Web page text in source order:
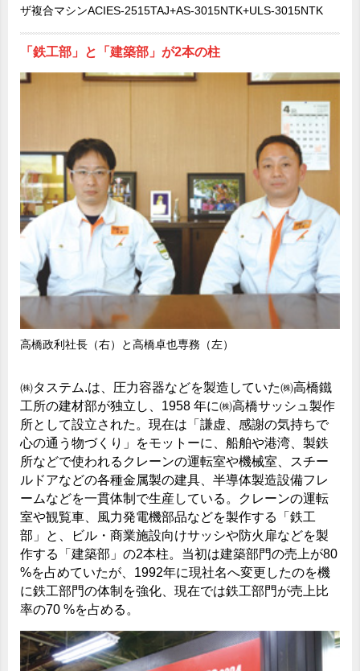
ザ複合マシンACIES-2515TAJ+AS-3015NTK+ULS-3015NTK
「鉄工部」と「建築部」が2本の柱
高橋政利社長（右）と高橋卓也専務（左）
㈱タステム.は、圧力容器などを製造していた㈱高橋鐵
工所の建材部が独立し、1958 年に㈱高橋サッシュ製作
所として設立された。現在は「謙虚、感謝の気持ちで
心の通う物づくり」をモットーに、船舶や港湾、製鉄
所などで使われるクレーンの運転室や機械室、スチー
ルドアなどの各種金属製の建具、半導体製造設備フレ
ームなどを一貫体制で生産している。クレーンの運転
室や観覧車、風力発電機部品などを製作する「鉄工
部」と、ビル・商業施設向けサッシや防火扉などを製
作する「建築部」の2本柱。当初は建築部門の売上が80
%を占めていたが、1992年に現社名へ変更したのを機
に鉄工部門の体制を強化、現在では鉄工部門が売上比
率の70 %を占める。